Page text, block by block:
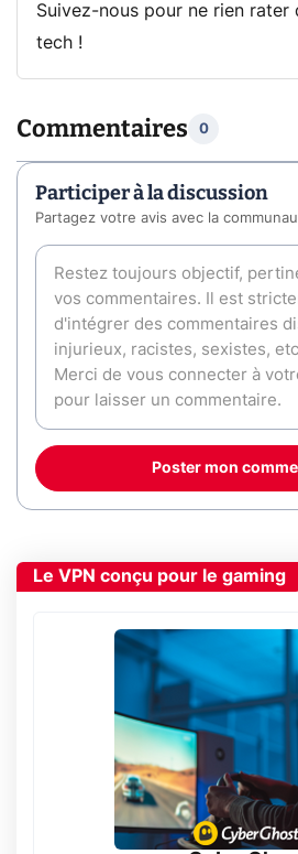
Suivez-nous pour ne rien rater
tech !
Commentaires 0
Participer à la discussion
Partagez votre avis avec la
Poster mon
Le VPN conçu pour le gaming